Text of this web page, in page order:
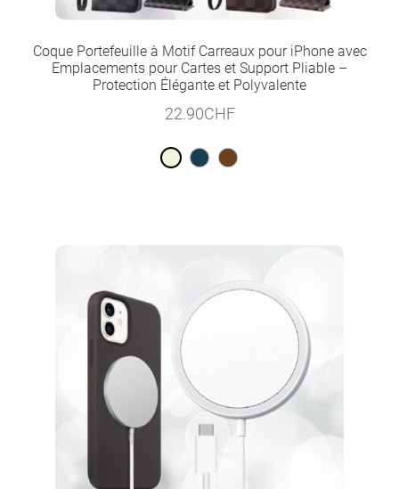
Coque Portefeuille à Motif Carreaux pour iPhone avec
Emplacements pour Cartes et Support Pliable –
Protection Élégante et Polyvalente
22.90CHF